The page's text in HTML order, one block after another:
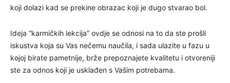
koji dolazi kad se prekine obrazac koji je dugo stvarao bol.
Ideja “karmičkih lekcija” ovdje se odnosi na to da ste prošli
iskustva koja su Vas nečemu naučila, i sada ulazite u fazu u
kojoj birate pametnije, brže prepoznajete kvalitetu i otvoreniji
ste za odnos koji je usklađen s Vašim potrebama.